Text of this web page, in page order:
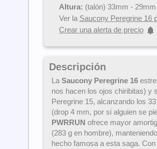
Altura: (talón) 33mm -
Ver la Saucony Peregrine 16
Crear una alerta de precio
Descripción
La Saucony Peregrine 16
nos hacen los ojos chiribitas) y
Peregrine 15, alcanzando los
(drop 4 mm, por si alguien se
PWRRUN ofrece mayor
(283 g en hombre),
hecho famosa a esta saga.